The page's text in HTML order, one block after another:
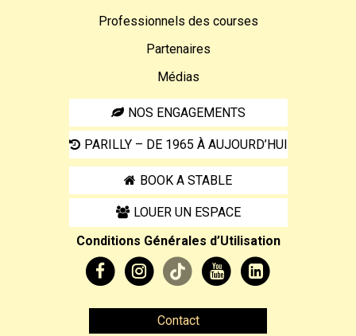
Professionnels des courses
Partenaires
Médias
NOS ENGAGEMENTS
PARILLY – DE 1965 À AUJOURD’HUI
BOOK A STABLE
LOUER UN ESPACE
Conditions Générales d’Utilisation
Contact